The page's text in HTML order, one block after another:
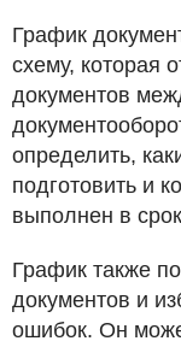
График
схему, которая
документов
определить,
подготовить и
выполнен в
График также
документов и
ошибок. Он